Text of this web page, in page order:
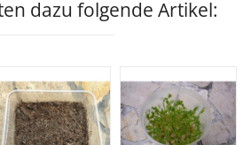
dazu folgende Artikel: